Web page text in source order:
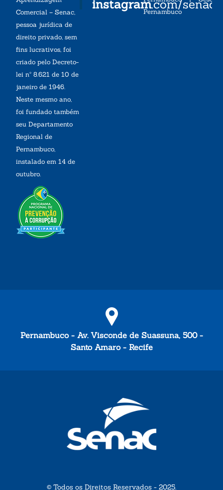
Comercial – Senac,
pessoa jurídica de
direito privado, sem
fins lucrativos, foi
criado pelo Decreto-
lei nº 8.621 de 10 de
janeiro de 1946.
Neste mesmo ano,
foi fundado também
seu Departamento
Regional de
Pernambuco,
instalado em 14 de
outubro.
instagram.com/
Pernambuco
Pernambuco - Av. Visconde de Suassuna, 500 -
Santo Amaro - Recife
© Todos os Direitos Reservados - 2025.